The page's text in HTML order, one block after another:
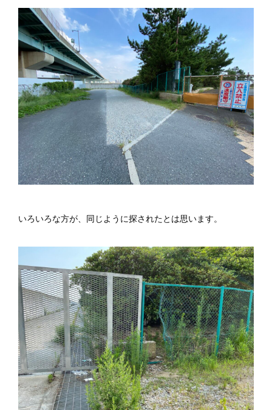
いろいろな方が、同じように探されたとは思います。